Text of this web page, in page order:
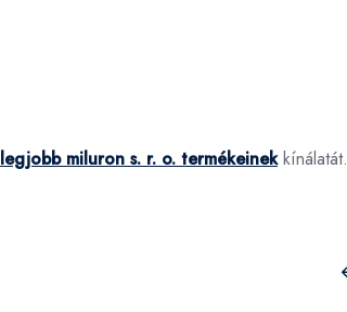
legjobb miluron s. r. o. termékeinekkínálatát.